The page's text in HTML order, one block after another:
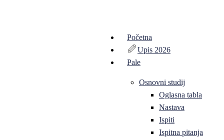
Početna
Upis 2026
Pale
Osnovni studij
Oglasna tabla
Nastava
Ispiti
Ispitna pitanja